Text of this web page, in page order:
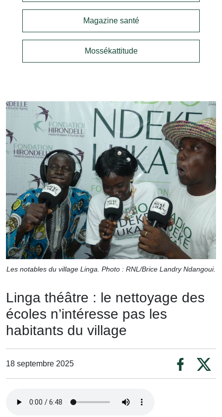
Magazine santé
Mossékattitude
Les notables du village Linga. Photo : RNL/Brice Landry Ndangoui.
Linga théâtre : le nettoyage des
écoles n’intéresse pas les
habitants du village
18 septembre 2025